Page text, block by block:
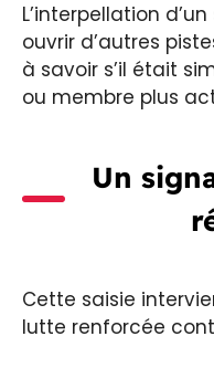
L’interpellation
ouvrir d’autres
à savoir s’il était
ou membre plus
Un
Cette saisie
lutte renforcée